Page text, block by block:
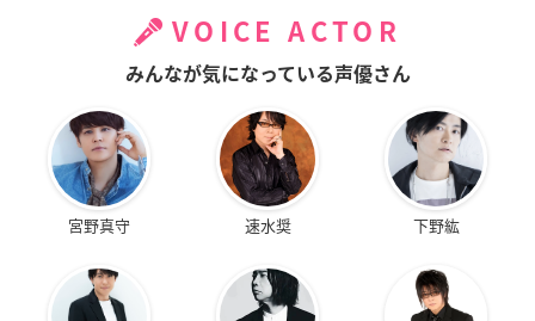
VOICE ACTOR
みんなが気になっている声優さん
宮野真守 速水奨 下野紘